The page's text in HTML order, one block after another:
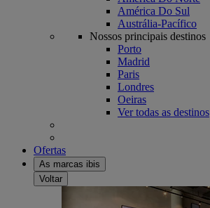
América Do Sul
Austrália-Pacífico
Nossos principais destinos
Porto
Madrid
Paris
Londres
Oeiras
Ver todas as destinos
Ofertas
As marcas ibis
Voltar